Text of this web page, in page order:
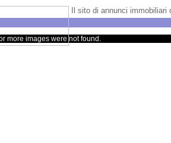
Il sito di annunci immobiliari
more images were not found.